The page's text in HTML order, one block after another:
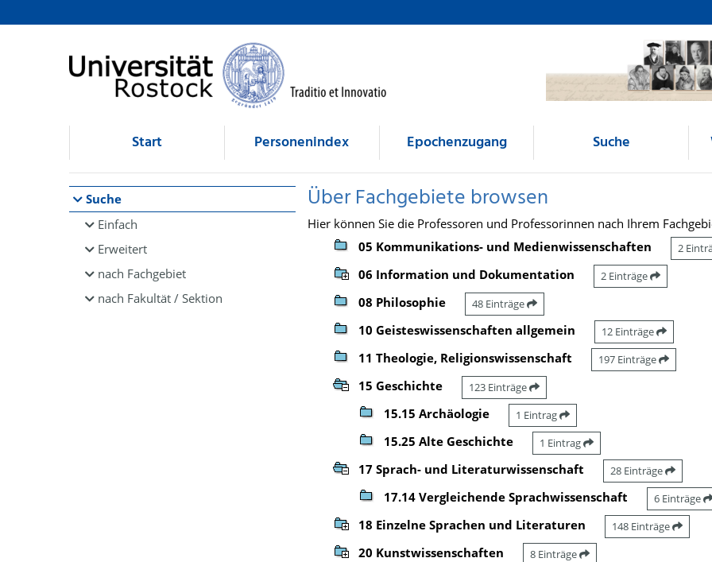
Browsen
direkt zum Inhalt
Start Personenindex Epochenzugang Suche
Suche
Einfach
Erweitert
nach Fachgebiet
nach Fakultät / Sektion
Über Fachgebiete browsen
Hier können Sie die Professoren und Professorinnen nach Ihrem
05 Kommunikations- und Medienwissenschaften
2
06 Information und Dokumentation 2 Einträge
08 Philosophie 48 Einträge
10 Geisteswissenschaften allgemein 12 Einträge
11 Theologie, Religionswissenschaft 197 Einträge
15 Geschichte 123 Einträge
15.15 Archäologie 1 Eintrag
15.25 Alte Geschichte 1 Eintrag
17 Sprach- und Literaturwissenschaft 28 Einträge
17.14 Vergleichende Sprachwissenschaft 6 Einträge
18 Einzelne Sprachen und Literaturen 148 Einträge
20 Kunstwissenschaften 8 Einträge